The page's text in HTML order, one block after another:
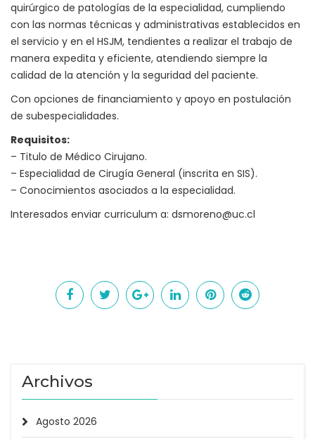
quirúrgico de patologías de la especialidad, cumpliendo
con las normas técnicas y administrativas establecidos en
el servicio y en el HSJM, tendientes a realizar el trabajo de
manera expedita y eficiente, atendiendo siempre la
calidad de la atención y la seguridad del paciente.
Con opciones de financiamiento y apoyo en postulación
de subespecialidades.
Requisitos:
– Titulo de Médico Cirujano.
– Especialidad de Cirugía General (inscrita en SIS).
– Conocimientos asociados a la especialidad.
Interesados enviar curriculum a: dsmoreno@uc.cl
Archivos
Agosto 2026